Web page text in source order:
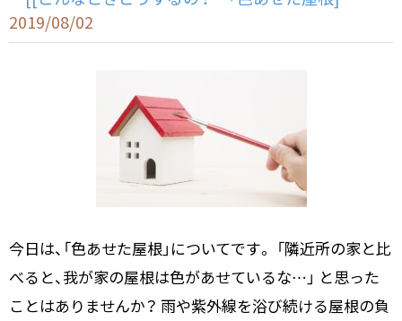
2019/08/02
今日は、「色あせた屋根」についてです。 「隣近所の家と比
べると、我が家の屋根は色があせているな…」 と思った
ことはありませんか？ 雨や紫外線を浴び続ける屋根の負